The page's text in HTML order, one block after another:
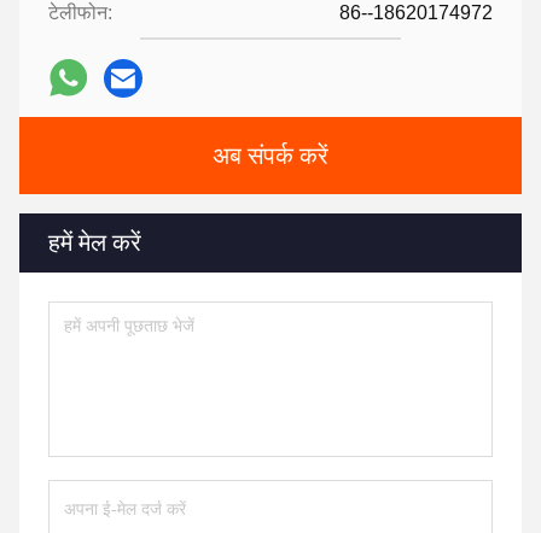
टेलीफोन: 86--18620174972
अब संपर्क करें
हमें मेल करें